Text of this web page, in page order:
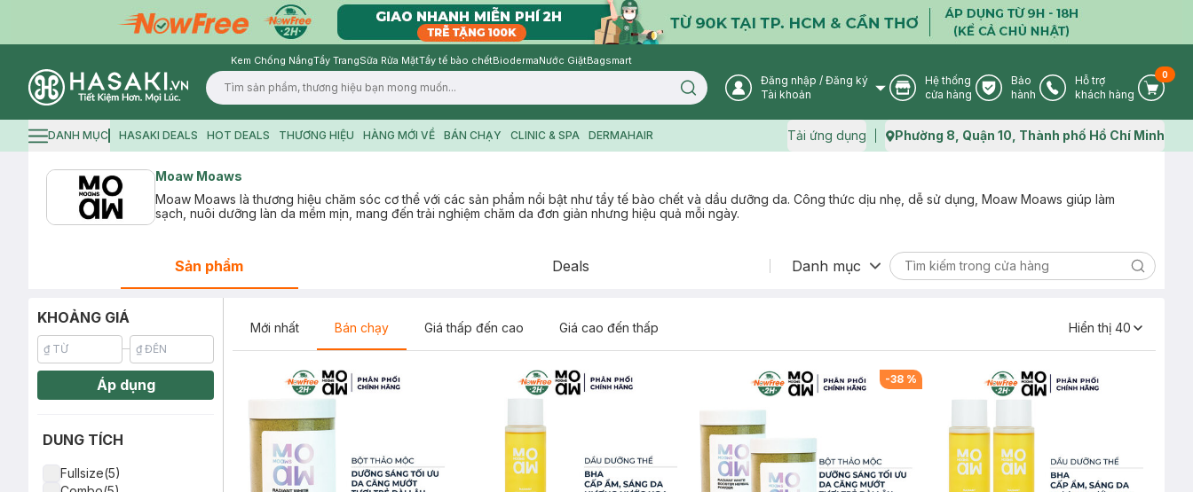
Kem Chống NắngTẩy TrangSữa Rửa MặtTẩy tế bào chếtBiodermaNước GiặtBagsmart
Logo
Search icon User Icon
Đăng nhập / Đăng ký
Tài khoản
Store Icon
Hệ thống
cửa hàng
Warranty Icon
Bảo
hành
Phone Icon
Hỗ trợ
khách hàng
Cart
0
Hamburger icon
DANH MỤC HASAKI DEALS HOT DEALS THƯƠNG HIỆU HÀNG MỚI VỀ BÁN CHẠY CLINIC & SPA DERMAHAIR Tải ứng dụng Map icon
Phường 8, Quận 10, Thành phố Hồ Chí Minh
Moaw Moaws
Moaw Moaws là thương hiệu chăm sóc cơ thể với các sản phẩm nổi bật như tẩy tế bào chết và dầu dưỡng da. Công thức dịu nhẹ, dễ sử dụng, Moaw Moaws giúp làm
sạch, nuôi dưỡng làn da mềm mịn, mang đến trải nghiệm chăm da đơn giản nhưng hiệu quả mỗi ngày.
Sản phẩm Deals Danh mục Search
KHOẢNG GIÁ
Áp dụng
DUNG TÍCH
Fullsize(5)
Mới nhất Bán chạy Giá thấp đến cao Giá cao đến thấp Hiển thị 40
-38%